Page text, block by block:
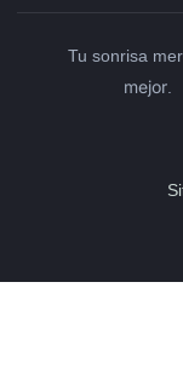
Tu sonrisa
mejor